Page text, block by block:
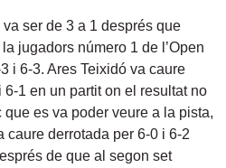
ser de 3 a 1 després que
jugadors número 1 de l’Open
i 6-3. Ares Teixidó va caure
1 en un partit on el resultat no
es va poder veure a la pista,
caure derrotada per 6-0 i 6-2
de que al segon set